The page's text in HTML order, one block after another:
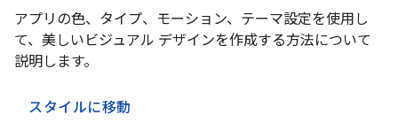
アプリの色、タイプ、モーション、テーマ設定を使用し
て、美しいビジュアル デザインを作成する方法について
説明します。
スタイルに移動